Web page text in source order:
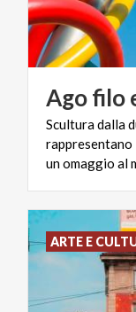
Agofilo
Scultura dalla
rappresentano
un omaggio al
ARTE E